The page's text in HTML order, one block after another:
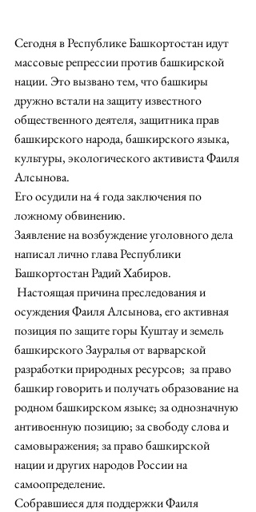
Сегодня в Республике Башкортостан идут
массовые репрессии против башкирской
нации. Это вызвано тем, что башкиры
дружно встали на защиту известного
общественного деятеля, защитника прав
башкирского народа, башкирского языка,
культуры, экологического активиста Фаиля
Алсынова.
Его осудили на 4 года заключения по
ложному обвинению.
Заявление на возбуждение уголовного дела
написал лично глава Республики
Башкортостан Радий Хабиров.
осуждения Фаиля Алсынова, его активная
позиция по защите горы Куштау и земель
башкирского Зауралья от варварской
разработки природных ресурсов;  за право
башкир говорить и получать образование на
родном башкирском языке; за однозначную
антивоенную позицию; за свободу слова и
самовыражения; за право башкирской
нации и других народов России на
самоопределение.
Собравшиеся для поддержки Фаиля